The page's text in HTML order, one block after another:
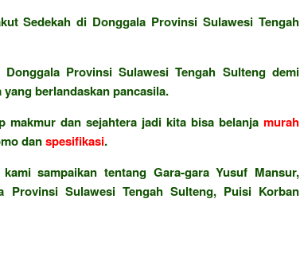
Sedekah di Donggala Provinsi Sulawesi Tengah
Provinsi Sulawesi Tengah Sulteng demi
berlandaskan pancasila.
makmur dan sejahtera jadi kita bisa belanja murah
danspesifikasi.
sampaikan tentang Gara-gara Yusuf Mansur,
Provinsi Sulawesi Tengah Sulteng, Puisi Korban